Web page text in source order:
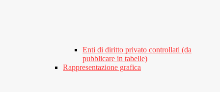
Enti di diritto privato controllati (da
pubblicare in tabelle)
Rappresentazione grafica